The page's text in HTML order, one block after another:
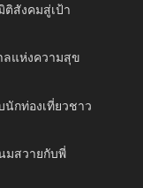
ติสังคมสู่เป้า
ลแห่งความสุข
กท่องเที่ยวชาว
มสวายกับพี่